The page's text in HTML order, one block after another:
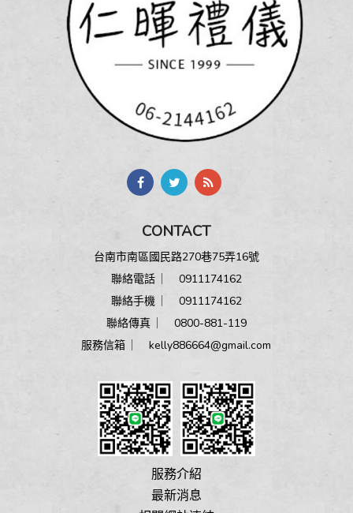
CONTACT
台南市南區國民路270巷75弄16號
聯絡電話 ︳ 0911174162
聯絡手機 ︳ 0911174162
聯絡傳真 ︳ 0800-881-119
服務信箱 ︳kelly886664@gmail.com
服務介紹
最新消息